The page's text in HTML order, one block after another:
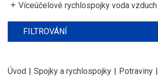
Víceúčelové rychlospojky voda vzduch
FILTROVÁNÍ
Úvod | Spojky a rychlospojky | Potraviny |